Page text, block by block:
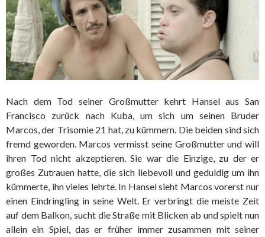
Nach dem Tod seiner Großmutter kehrt Hansel aus San
Francisco zurück nach Kuba, um sich um seinen Bruder
Marcos, der Trisomie 21 hat, zu kümmern. Die beiden sind sich
fremd geworden. Marcos vermisst seine Großmutter und will
ihren Tod nicht akzeptieren. Sie war die Einzige, zu der er
großes Zutrauen hatte, die sich liebevoll und geduldig um ihn
kümmerte, ihn vieles lehrte. In Hansel sieht Marcos vorerst nur
einen Eindringling in seine Welt. Er verbringt die meiste Zeit
auf dem Balkon, sucht die Straße mit Blicken ab und spielt nun
allein ein Spiel, das er früher immer zusammen mit seiner